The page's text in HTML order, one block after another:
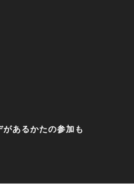
あるかたの参加も